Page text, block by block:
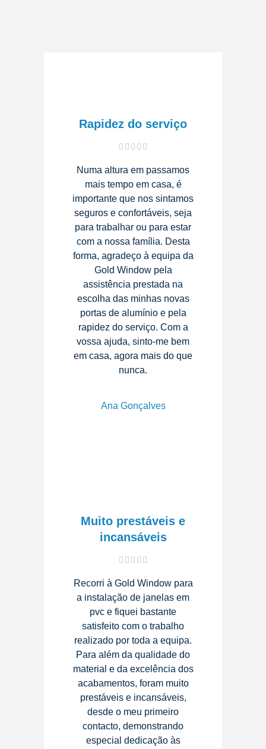
Rapidez do serviço
Numa altura em passamos
mais tempo em casa, é
importante que nos sintamos
seguros e confortáveis, seja
para trabalhar ou para estar
com a nossa família. Desta
forma, agradeço à equipa da
Gold Window pela
assistência prestada na
escolha das minhas novas
portas de alumínio e pela
rapidez do serviço. Com a
vossa ajuda, sinto-me bem
em casa, agora mais do que
nunca.
Ana Gonçalves
Muito prestáveis e
incansáveis
Recorri à Gold Window para
a instalação de janelas em
pvc e fiquei bastante
satisfeito com o trabalho
realizado por toda a equipa.
Para além da qualidade do
material e da excelência dos
acabamentos, foram muito
prestáveis e incansáveis,
desde o meu primeiro
contacto, demonstrando
especial dedicação às